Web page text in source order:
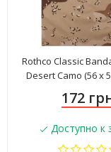
Rothco Classic
Desert Camo (56 x
172
Доступно к